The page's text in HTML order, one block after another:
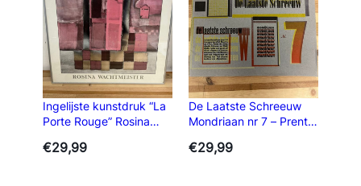
Ingelijste kunstdruk “La
Porte Rouge” Rosina
€29,99
De Laatste Schreeuw
Mondriaan nr 7 – Prent
€29,99